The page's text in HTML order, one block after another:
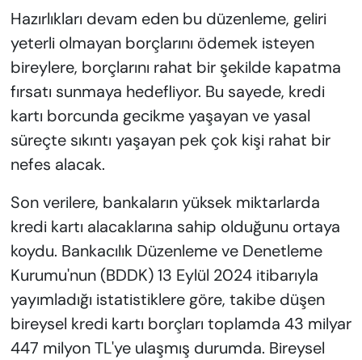
Hazırlıkları devam eden bu düzenleme, geliri
yeterli olmayan borçlarını ödemek isteyen
bireylere, borçlarını rahat bir şekilde kapatma
fırsatı sunmaya hedefliyor. Bu sayede, kredi
kartı borcunda gecikme yaşayan ve yasal
süreçte sıkıntı yaşayan pek çok kişi rahat bir
nefes alacak.
Son verilere, bankaların yüksek miktarlarda
kredi kartı alacaklarına sahip olduğunu ortaya
koydu. Bankacılık Düzenleme ve Denetleme
Kurumu'nun (BDDK) 13 Eylül 2024 itibarıyla
yayımladığı istatistiklere göre, takibe düşen
bireysel kredi kartı borçları toplamda 43 milyar
447 milyon TL'ye ulaşmış durumda. Bireysel